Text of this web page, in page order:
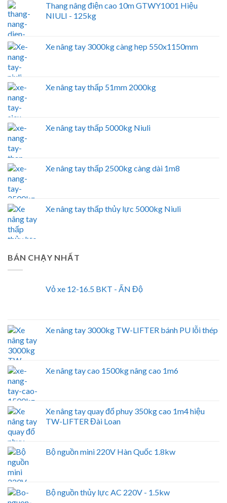
Thang nâng điện cao 10m GTWY1001 Hiệu
NIULI - 125kg
Xe nâng tay 3000kg càng hẹp 550x1150mm
Xe nâng tay thấp 51mm 2000kg
Xe nâng tay thấp 5000kg Niuli
Xe nâng tay thấp 2500kg càng dài 1m8
Xe nâng tay thấp thủy lực 5000kg Niuli
BÁN CHẠY NHẤT
Vỏ xe 12-16.5 BKT - ẤN Độ
Xe nâng tay 3000kg TW-LIFTER bánh PU lỗi thép
Xe nâng tay cao 1500kg nâng cao 1m6
Xe nâng tay quay đổ phuy 350kg cao 1m4 hiệu
TW-LIFTER Đài Loan
Bộ nguồn mini 220V Hàn Quốc 1.8kw
Bộ nguồn thủy lực AC 220V - 1.5kw